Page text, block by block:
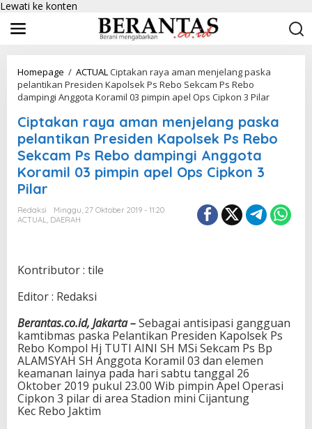
Lewati ke konten
Homepage / ACTUALCiptakan raya aman menjelang paska
pelantikan Presiden Kapolsek Ps Rebo Sekcam Ps Rebo
dampingi Anggota Koramil 03 pimpin apel Ops Cipkon 3 Pilar
Ciptakan raya aman menjelang paska
pelantikan Presiden Kapolsek Ps Rebo
Sekcam Ps Rebo dampingi Anggota
Koramil 03 pimpin apel Ops Cipkon 3
Pilar
Redaksi
Minggu, 27 Oktober 2019 - 11:20
ACTUAL, DAERAH
Kontributor : tile
Editor : Redaksi
Berantas.co.id, Jakarta –Sebagai antisipasi gangguan
kamtibmas paska Pelantikan Presiden Kapolsek Ps
Rebo Kompol Hj TUTI AINI SH MSi Sekcam Ps Bp
ALAMSYAH SH Anggota Koramil 03 dan elemen
keamanan lainya pada hari sabtu tanggal 26
Oktober 2019 pukul 23.00 Wib pimpin Apel Operasi
Cipkon 3 pilar di area Stadion mini Cijantung
Kec Rebo Jaktim